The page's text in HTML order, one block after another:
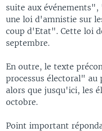
suite aux
une loi d'amnistie sur
coup d'Etat". Cette loi
septembre.
En outre, le texte
processus électoral" au
alors que jusqu'ici, les
octobre.
Point important